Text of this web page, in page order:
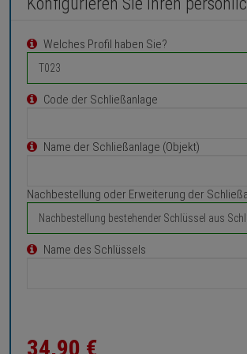
Welches Profil haben Sie?
Code der Schließanlage
Name der Schließanlage (Objekt)
Nachbestellung oder Erweiterung der
Name des Schlüssels
34,90 €